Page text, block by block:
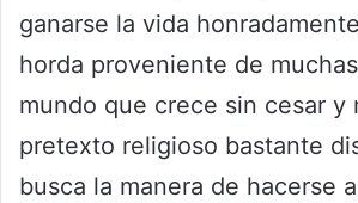
ganarse la vida
horda proveniente de
mundo que crece sin cesar y
pretexto religioso bastante
busca la manera de hacerse